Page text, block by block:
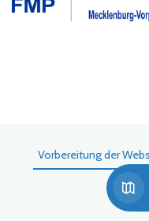
Vorbereitung der